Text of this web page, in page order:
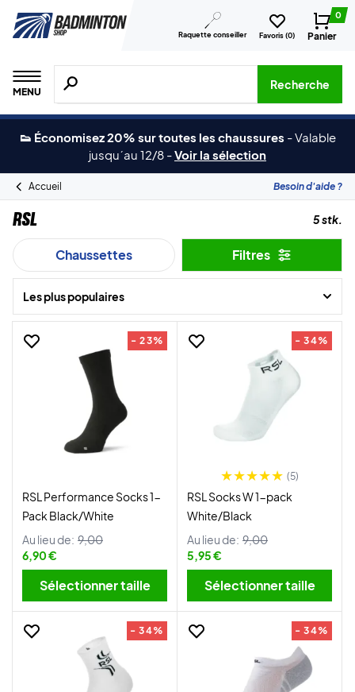
Raquette conseiller Favoris (0)
0
Panier
MENU
Recherche de produits, de marques, etc.
Recherche
👟 Économisez 20% sur toutes les chaussures -Valable
jusqu´au 12/8 -Voir la sélection
Accueil Besoin d'aide ?
RSL 5 stk.
Chaussettes Filtres
Les plus populaires
- 23%
RSL Performance Socks 1-
Pack Black/White
Au lieu de: 9,00
6,90 €
Sélectionner taille
- 34%
(5)
RSL Socks W 1-pack
White/Black
Au lieu de: 9,00
5,95 €
Sélectionner taille
- 34% - 34%